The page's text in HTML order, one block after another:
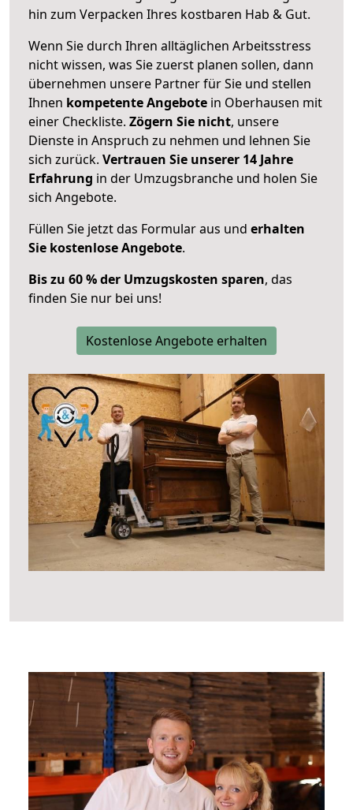
hin zum Verpacken Ihres kostbaren Hab & Gut.
Wenn Sie durch Ihren alltäglichen Arbeitsstress
nicht wissen, was Sie zuerst planen sollen, dann
übernehmen unsere Partner für Sie und stellen
Ihnen kompetente Angebote in Oberhausen mit
einer Checkliste. Zögern Sie nicht, unsere
Dienste in Anspruch zu nehmen und lehnen Sie
sich zurück. Vertrauen Sie unserer 14 Jahre
Erfahrung in der Umzugsbranche und holen Sie
sich Angebote.
Füllen Sie jetzt das Formular aus und erhalten
Sie kostenlose Angebote.
Bis zu 60 % der Umzugskosten sparen, das
finden Sie nur bei uns!
Kostenlose Angebote erhalten